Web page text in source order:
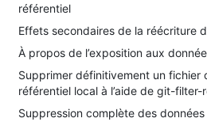
référentiel
Effets secondaires de la réécriture
À propos de l’exposition aux
Supprimer définitivement un fichier
référentiel local à l’aide de git-filter-
Suppression complète des